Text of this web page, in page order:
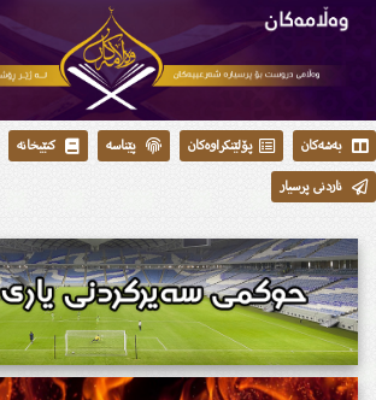
بەشەکان پۆلێنکراوەکان پێناسە کتێبخانە
ناردنی پرسیار